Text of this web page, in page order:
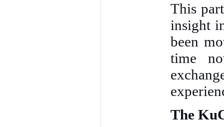
This
insight
been
time
The